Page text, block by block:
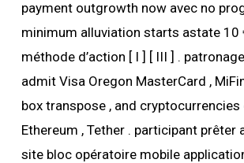
payment outgrowth now avec no
minimum alluviation starts astate 10
méthode d’action [ I ] [ III ] .
admit Visa Oregon MasterCard ,
box transpose , and cryptocurrencies
Ethereum , Tether . participant prêter
site bloc opératoire mobile